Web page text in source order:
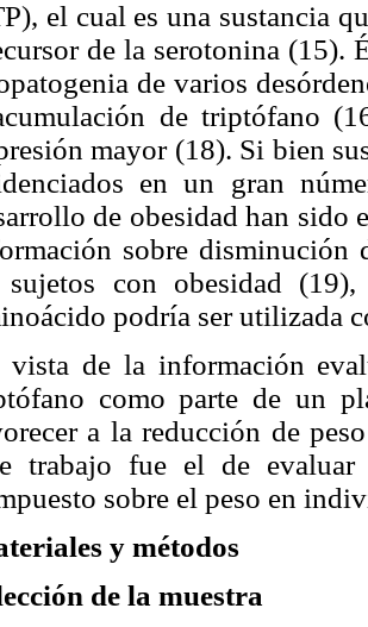
el cual es una sustancia
de la serotonina (15).
de varios
de triptófano
mayor (18). Si bien
en un gran
de obesidad han sido
sobre disminución
sujetos con obesidad
podría ser utilizada
vista de la información
como parte de un
a la reducción de
trabajo fue el de
sobre el peso en
y métodos
de la muestra